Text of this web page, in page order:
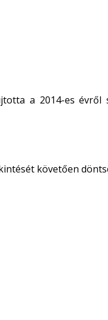
a 2014-es évről
követően